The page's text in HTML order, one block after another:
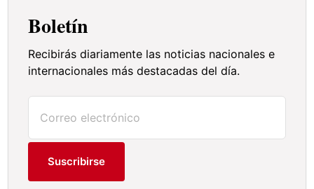
Boletín
Recibirás diariamente las noticias nacionales e
internacionales más destacadas del día.
Suscribirse